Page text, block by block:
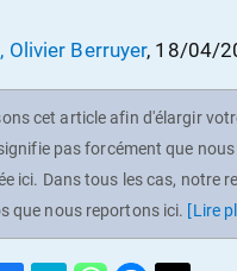
Olivier Berruyer, 18/04/
cet article afin d'élargir
pas forcément que
ici. Dans tous les cas, notre
que nous reportons ici. [Lire